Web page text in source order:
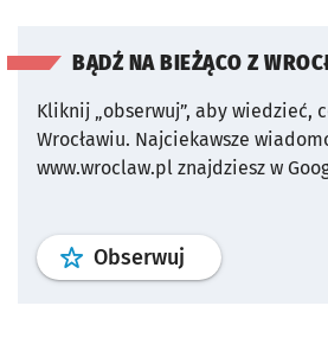
BĄDŹ NA BIEŻĄCO Z
Kliknij „obserwuj”, aby wiedzieć,
Wrocławiu. Najciekawsze
www.wroclaw.pl znajdziesz w
Obserwuj profil